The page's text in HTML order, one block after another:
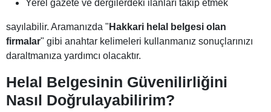
Yerel gazete ve dergilerdeki ilanları takip etmek
sayılabilir. Aramanızda " Hakkari helal belgesi olan
firmalar" gibi anahtar kelimeleri kullanmanız sonuçlarınızı
daraltmanıza yardımcı olacaktır.
Helal Belgesinin Güvenilirliğini
Nasıl Doğrulayabilirim?